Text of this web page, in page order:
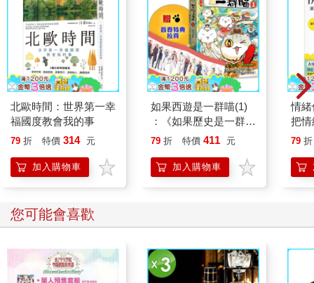
北歐時間：世界第一幸
福國度教會我的事
79 折 特價 314 元
加入購物車
如果西遊是一群喵(1)
：《如果歷史是一群
喵》作者最新力作，附
79 折 特價 411 元
加入購物車
情
把
誰
79 折
您可能會喜歡